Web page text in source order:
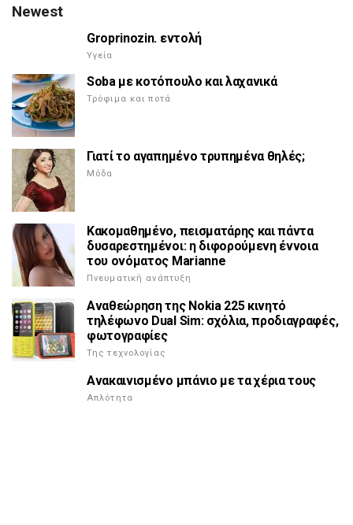
Newest
Groprinozin. εντολή
Υγεία
Soba με κοτόπουλο και λαχανικά
Τρόφιμα και ποτά
Γιατί το αγαπημένο τρυπημένα θηλές;
Μόδα
Κακομαθημένο, πεισματάρης και πάντα
δυσαρεστημένοι: η διφορούμενη έννοια
του ονόματος Marianne
Πνευματική ανάπτυξη
Αναθεώρηση της Nokia 225 κινητό
τηλέφωνο Dual Sim: σχόλια, προδιαγραφές,
φωτογραφίες
Της τεχνολογίας
Ανακαινισμένο μπάνιο με τα χέρια τους
Απλότητα